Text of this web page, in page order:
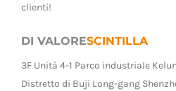
clienti!
DI VALORESCINTILLA
3F Unità 4-1 Parco industriale
Distretto di Buji Long-gang